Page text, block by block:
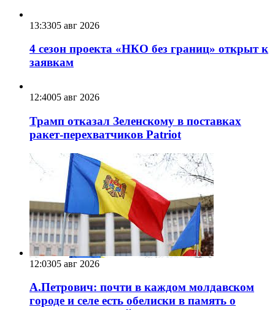
13:3305 авг 2026
4 сезон проекта «НКО без границ» открыт к
заявкам
12:4005 авг 2026
Трамп отказал Зеленскому в поставках
ракет-перехватчиков Patriot
12:0305 авг 2026
А.Петрович: почти в каждом молдавском
городе и селе есть обелиски в память о